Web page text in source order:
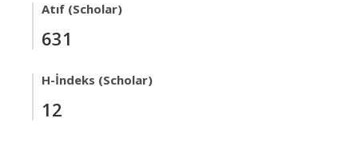
Atıf (Scholar)
631
H-İndeks (Scholar)
12